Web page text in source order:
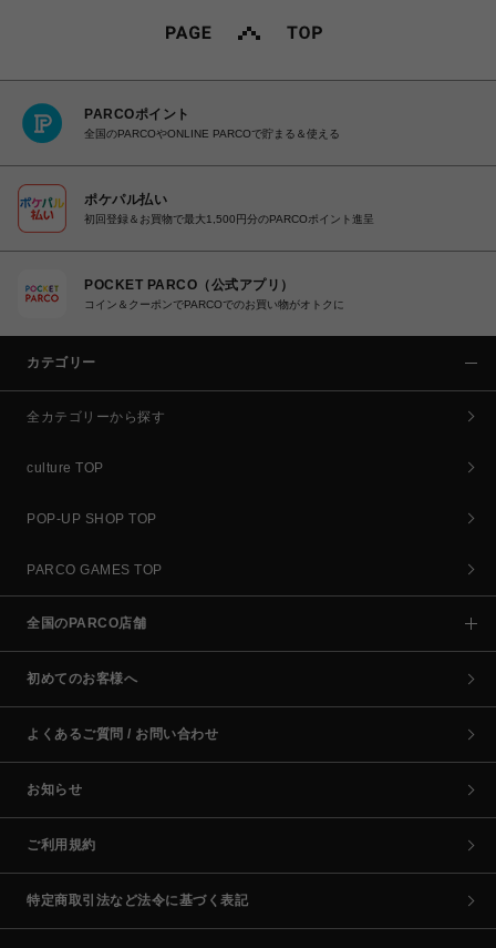
PARCOポイント
全国のPARCOやONLINE PARCOで貯まる＆使える
ポケパル払い
初回登録＆お買物で最大1,500円分のPARCOポイント進呈
POCKET PARCO（公式アプリ）
コイン＆クーポンでPARCOでのお買い物がオトクに
カテゴリー
全カテゴリーから探す
culture TOP
POP-UP SHOP TOP
PARCO GAMES TOP
全国のPARCO店舗
初めてのお客様へ
よくあるご質問 / お問い合わせ
お知らせ
ご利用規約
特定商取引法など法令に基づく表記